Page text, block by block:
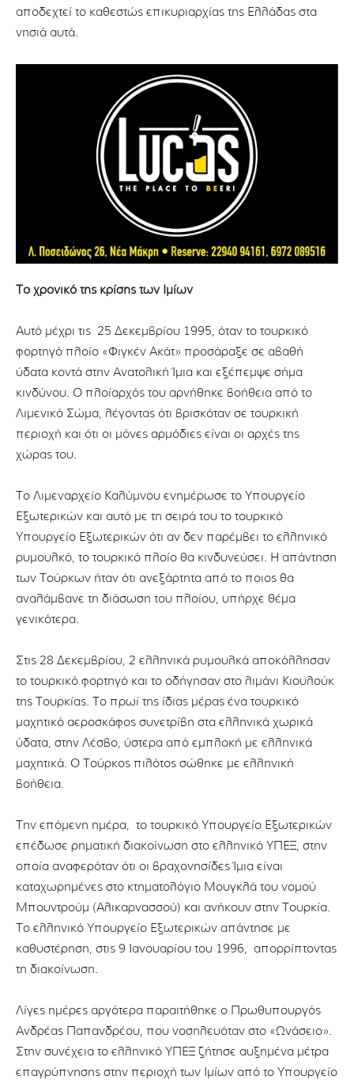
αποδεχτεί το καθεστώς επικυριαρχίας της Ελλάδας στα
νησιά αυτά.
Το χρονικό της κρίσης των Ιμίων
Αυτό μέχρι τις 25 Δεκεμβρίου 1995, όταν το τουρκικό
φορτηγό πλοίο «Φιγκέν Ακάτ» προσάραξε σε αβαθή
ύδατα κοντά στην Ανατολική Ίμια και εξέπεμψε σήμα
κινδύνου. Ο πλοίαρχός του αρνήθηκε βοήθεια από το
Λιμενικό Σώμα, λέγοντας ότι βρισκόταν σε τουρκική
περιοχή και ότι οι μόνες αρμόδιες είναι οι αρχές της
χώρας του.
Το Λιμεναρχείο Καλύμνου ενημέρωσε το Υπουργείο
Εξωτερικών και αυτό με τη σειρά του το τουρκικό
Υπουργείο Εξωτερικών ότι αν δεν παρέμβει το ελληνικό
ρυμουλκό, το τουρκικό πλοίο θα κινδυνεύσει. Η απάντηση
των Τούρκων ήταν ότι ανεξάρτητα από το ποιος θα
αναλάμβανε τη διάσωση του πλοίου, υπήρχε θέμα
γενικότερα.
Στις 28 Δεκεμβρίου, 2 ελληνικά ρυμουλκά αποκόλλησαν
το τουρκικό φορτηγό και το οδήγησαν στο λιμάνι Κιουλούκ
της Τουρκίας. Το πρωί της ίδιας μέρας ένα τουρκικό
μαχητικό αεροσκάφος συνετρίβη στα ελληνικά χωρικά
ύδατα, στην Λέσβο, ύστερα από εμπλοκή με ελληνικά
μαχητικά. Ο Τούρκος πιλότος σώθηκε με ελληνική
βοήθεια.
Την επόμενη ημέρα, το τουρκικό Υπουργείο Εξωτερικών
επέδωσε ρηματική διακοίνωση στο ελληνικό ΥΠΕΞ, στην
οποία αναφερόταν ότι οι βραχονησίδες Ίμια είναι
καταχωρημένες στο κτηματολόγιο Μουγκλά του νομού
Μπουντρούμ (Αλικαρνασσού) και ανήκουν στην Τουρκία.
Το ελληνικό Υπουργείο Εξωτερικών απάντησε με
καθυστέρηση, στις 9 Ιανουαρίου του 1996, απορρίπτοντας
τη διακοίνωση.
Λίγες ημέρες αργότερα παραιτήθηκε ο Πρωθυπουργός
Ανδρέας Παπανδρέου, που νοσηλευόταν στο «Ωνάσειο».
Στην συνέχεια το ελληνικό ΥΠΕΞ ζήτησε αυξημένα μέτρα
επαγρύπνησης στην περιοχή των Ιμίων από το Υπουργείο